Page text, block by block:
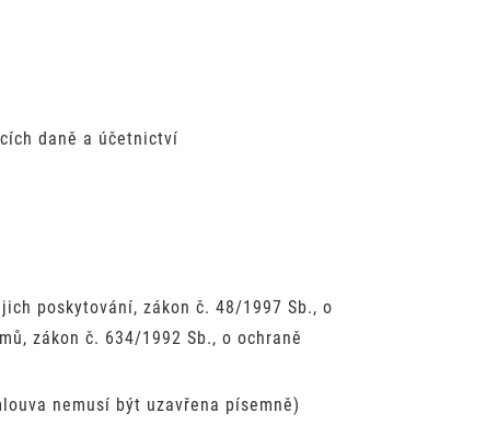
daně a účetnictví
poskytování, zákon č. 48/1997 Sb., o
zákon č. 634/1992 Sb., o ochraně
nemusí být uzavřena písemně)